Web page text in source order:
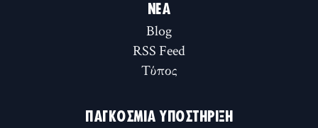
ΝΈΑ
Blog
RSS Feed
Τύπος
ΠΑΓΚΌΣΜΙΑ ΥΠΟΣΤΉΡΙΞΗ